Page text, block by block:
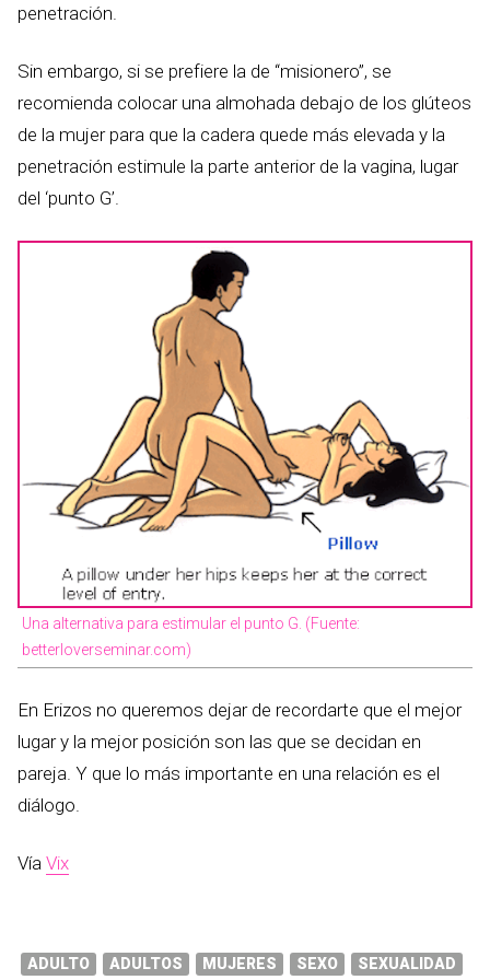
penetración.
Sin embargo, si se prefiere la de “misionero”, se
recomienda colocar una almohada debajo de los glúteos
de la mujer para que la cadera quede más elevada y la
penetración estimule la parte anterior de la vagina, lugar
del ‘punto G’.
Una alternativa para estimular el punto G. (Fuente:
betterloverseminar.com)
En Erizos no queremos dejar de recordarte que el mejor
lugar y la mejor posición son las que se decidan en
pareja. Y que lo más importante en una relación es el
diálogo.
Vía Vix
ADULTO ADULTOS MUJERES SEXO SEXUALIDAD